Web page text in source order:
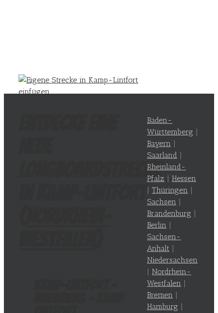
Longboardstrecke
Baden-
Württemberg |
Bayern |
Saarland |
Rheinland-
Pfalz | Hessen
|Thüringen |
Sachsen |
Brandenburg |
Berlin |
Sachsen-
Anhalt |
Niedersachsen
| Nordrhein-
Westfalen |
Bremen |
Hamburg |